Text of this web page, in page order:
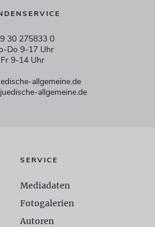
30 275833 0
Do 9-17 Uhr
Fr 9-14 Uhr
allgemeine.de
allgemeine.de
SERVICE
Mediadaten
Fotogalerien
Autoren